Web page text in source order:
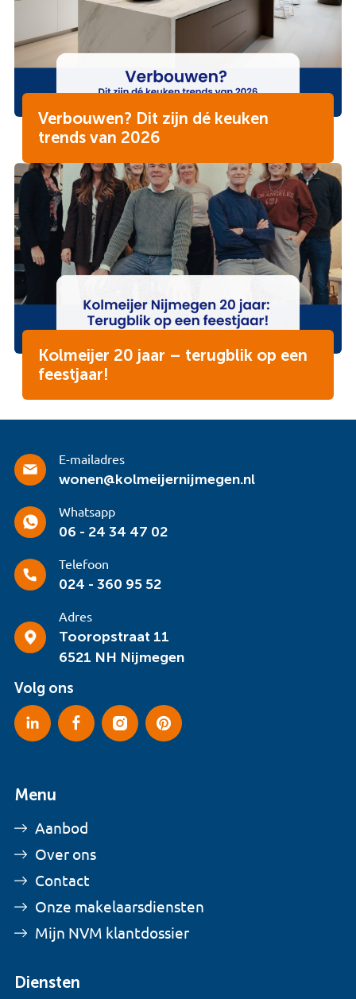
Verbouwen? Dit zijn dé keuken
trends van 2026
Kolmeijer 20 jaar – terugblik op een
feestjaar!
E-mailadres
wonen@kolmeijernijmegen.nl
Whatsapp
06 - 24 34 47 02
Telefoon
024 - 360 95 52
Adres
Tooropstraat 11
6521 NH Nijmegen
Volg ons
Menu
Aanbod
Over ons
Contact
Onze makelaarsdiensten
Mijn NVM klantdossier
Diensten